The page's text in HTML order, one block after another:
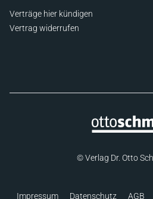
Verträge hier kündigen
Vertrag widerrufen
© Verlag Dr. Otto
Impressum Datenschutz AGB